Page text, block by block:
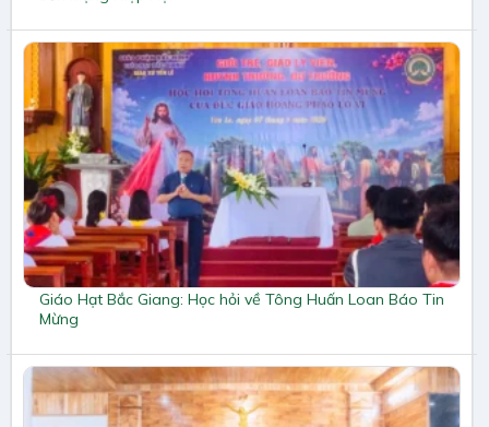
Giáo Hạt Bắc Giang: Học hỏi về Tông Huấn Loan Báo Tin
Mừng